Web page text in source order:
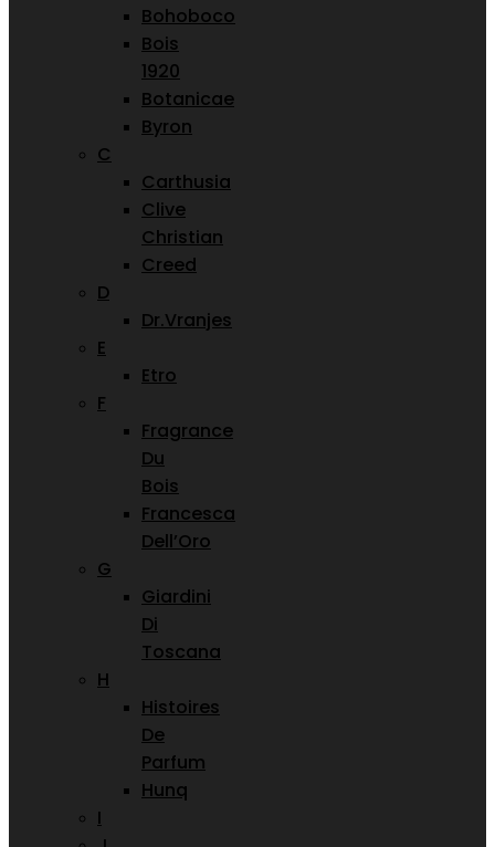
Bohoboco
Bois
1920
Botanicae
Byron
C
Carthusia
Clive
Christian
Creed
D
Dr.Vranjes
E
Etro
F
Fragrance
Du
Bois
Francesca
Dell’Oro
G
Giardini
Di
Toscana
H
Histoires
De
Parfum
Hunq
I